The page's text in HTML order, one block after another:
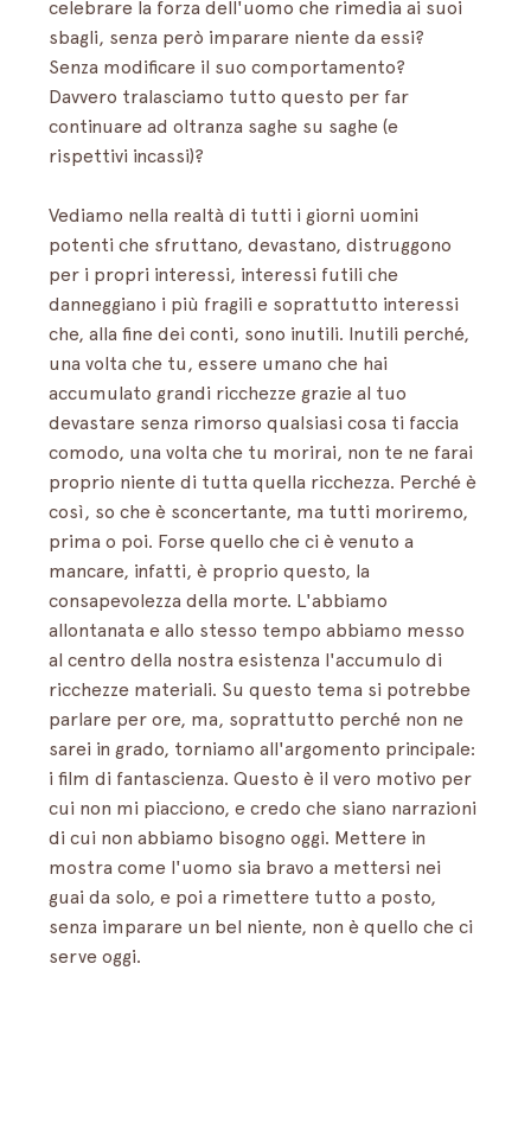
celebrare la forza dell'uomo che rimedia ai suoi
sbagli, senza però imparare niente da essi?
Senza modificare il suo comportamento?
Davvero tralasciamo tutto questo per far
continuare ad oltranza saghe su saghe (e
rispettivi incassi)?
Vediamo nella realtà di tutti i giorni uomini
potenti che sfruttano, devastano, distruggono
per i propri interessi, interessi futili che
danneggiano i più fragili e soprattutto interessi
che, alla fine dei conti, sono inutili. Inutili perché,
una volta che tu, essere umano che hai
accumulato grandi ricchezze grazie al tuo
devastare senza rimorso qualsiasi cosa ti faccia
comodo, una volta che tu morirai, non te ne farai
proprio niente di tutta quella ricchezza. Perché è
così, so che è sconcertante, ma tutti moriremo,
prima o poi. Forse quello che ci è venuto a
mancare, infatti, è proprio questo, la
consapevolezza della morte. L'abbiamo
allontanata e allo stesso tempo abbiamo messo
al centro della nostra esistenza l'accumulo di
ricchezze materiali. Su questo tema si potrebbe
parlare per ore, ma, soprattutto perché non ne
sarei in grado, torniamo all'argomento principale:
i film di fantascienza. Questo è il vero motivo per
cui non mi piacciono, e credo che siano narrazioni
di cui non abbiamo bisogno oggi. Mettere in
mostra come l'uomo sia bravo a mettersi nei
guai da solo, e poi a rimettere tutto a posto,
senza imparare un bel niente, non è quello che ci
serve oggi.